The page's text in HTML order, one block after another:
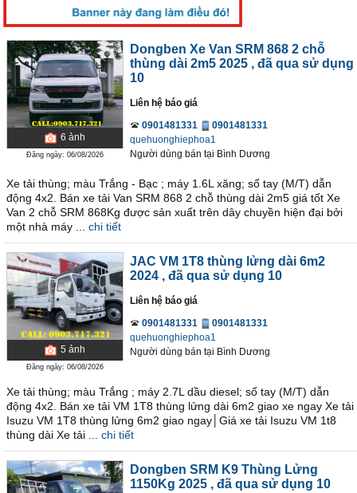
6 ảnh
Đăng ngày: 06/08/2026
Dongben Xe Van SRM 868 2 chỗ
thùng dài 2m5 2025 , đã qua sử dụng
10
Liên hệ báo giá
0901481331
0901481331
quehuonghiephoa1
Người dùng bán tại Bình Dương
Xe tải thùng; màu Trắng - Bạc ; máy 1.6L xăng; số tay (M/T) dẫn
động 4x2. Bán xe tải Van SRM 868 2 chỗ thùng dài 2m5 giá tốt Xe
Van 2 chỗ SRM 868Kg được sản xuất trên dây chuyền hiện đại bởi
một nhà máy ...
chi tiết
5 ảnh
Đăng ngày: 06/08/2026
JAC VM 1T8 thùng lửng dài 6m2
2024 , đã qua sử dụng 10
Liên hệ báo giá
0901481331
0901481331
quehuonghiephoa1
Người dùng bán tại Bình Dương
Xe tải thùng; màu Trắng ; máy 2.7L dầu diesel; số tay (M/T) dẫn
động 4x2. Bán xe tải VM 1T8 thùng lửng dài 6m2 giao xe ngay Xe tải
Isuzu VM 1T8 thùng lửng 6m2 giao ngay│Giá xe tải Isuzu VM 1t8
thùng dài Xe tải ...
chi tiết
Dongben SRM K9 Thùng Lửng
1150Kg 2025 , đã qua sử dụng 10